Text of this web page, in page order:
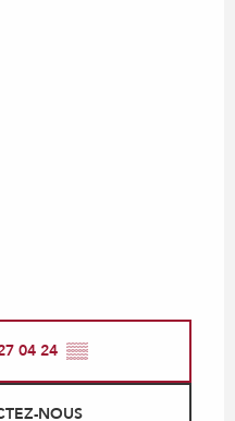
04 24 ▒▒
NOUS